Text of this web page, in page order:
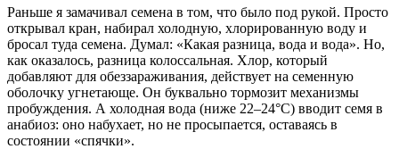
Раньше я замачивал семена в том, что было под рукой. Просто
открывал кран, набирал холодную, хлорированную воду и
бросал туда семена. Думал: «Какая разница, вода и вода». Но,
как оказалось, разница колоссальная. Хлор, который
добавляют для обеззараживания, действует на семенную
оболочку угнетающе. Он буквально тормозит механизмы
пробуждения. А холодная вода (ниже 22–24°C) вводит семя в
анабиоз: оно набухает, но не просыпается, оставаясь в
состоянии «спячки».